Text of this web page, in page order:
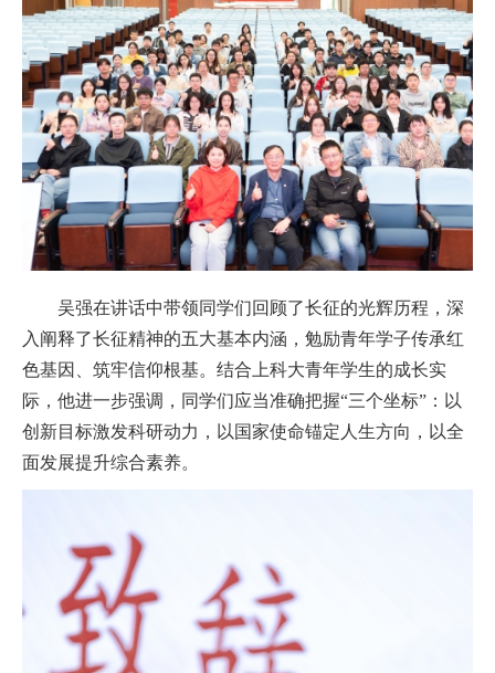
吴强在讲话中带领同学们回顾了长征的光辉历程，深
入阐释了长征精神的五大基本内涵，勉励青年学子传承红
色基因、筑牢信仰根基。结合上科大青年学生的成长实
际，他进一步强调，同学们应当准确把握“三个坐标”：以
创新目标激发科研动力，以国家使命锚定人生方向，以全
面发展提升综合素养。